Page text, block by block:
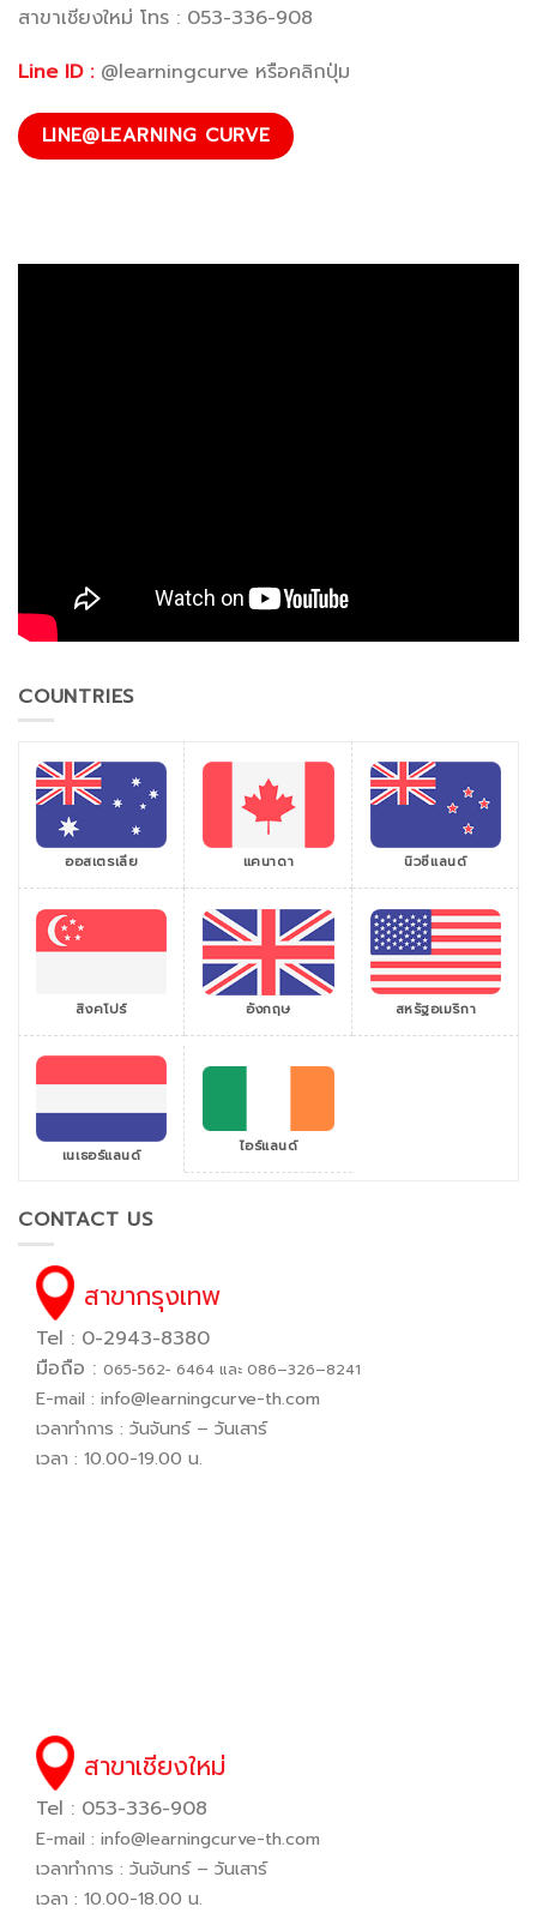
สาขาเชียงใหม่ โทร : 053-336-908
Line ID :@learningcurve หรือคลิกปุ่ม
LINE@LEARNING CURVE
COUNTRIES
ออสเตรเลีย แคนาดา นิวซีแลนด์
สิงคโปร์ อังกฤษ สหรัฐอเมริกา
เนเธอร์แลนด์ ไอร์แลนด์
CONTACT US
สาขากรุงเทพ
Tel : 0-2943-8380
มือถือ : 065−562− 6464 และ 086–326–8241
E-mail : info@learningcurve-th.com
เวลาทำการ : วันจันทร์ – วันเสาร์
เวลา : 10.00-19.00 น.
สาขาเชียงใหม่
Tel : 053-336-908
E-mail : info@learningcurve-th.com
เวลาทำการ : วันจันทร์ – วันเสาร์
เวลา : 10.00-18.00 น.